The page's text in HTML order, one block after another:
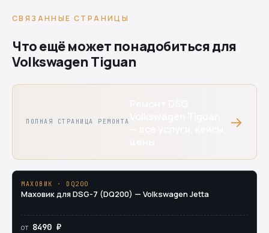
СВЯЗАННЫЕ СТРАНИЦЫ
Что ещё может понадобиться для
Volkswagen Tiguan
ПОЛНАЯ СТРАНИЦА РЕМОНТА →
МАХОВИК · DQ200
Маховик для DSG-7 (DQ200) — Volkswagen Jetta
от 8490 ₽